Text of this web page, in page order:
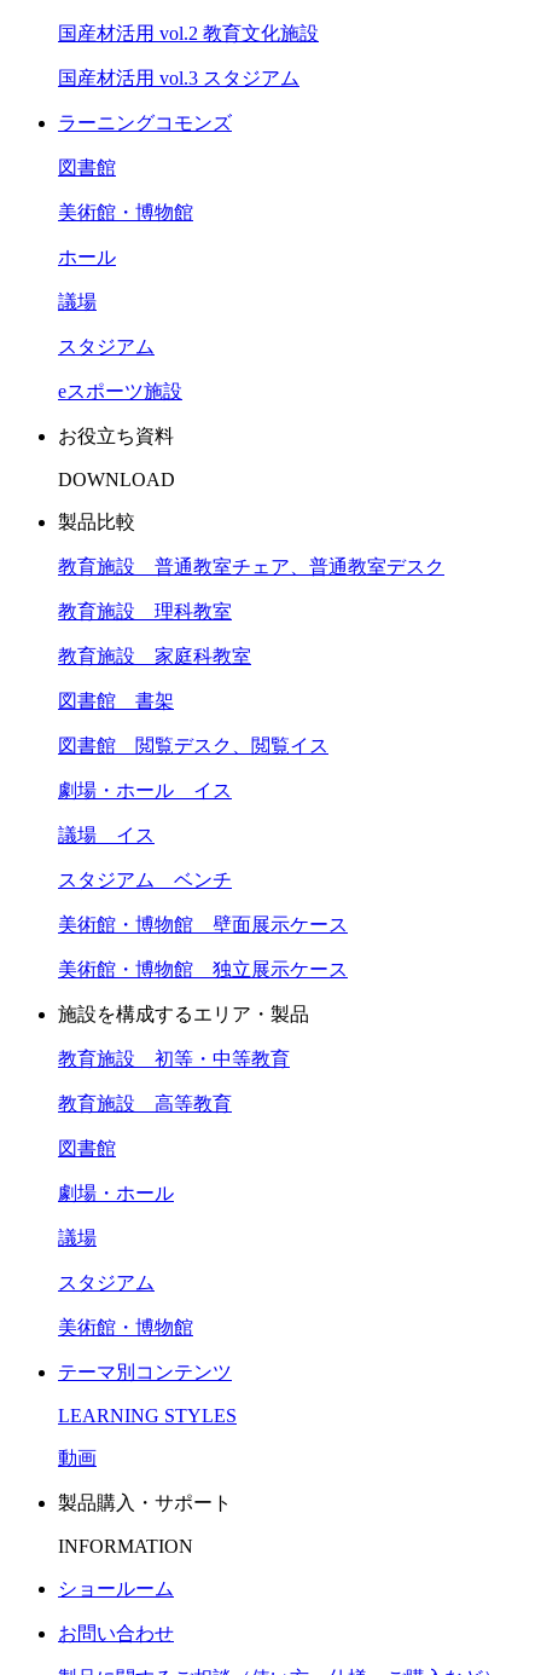
国産材活用 vol.2 教育文化施設
国産材活用 vol.3 スタジアム
ラーニングコモンズ
図書館
美術館・博物館
ホール
議場
スタジアム
eスポーツ施設
お役立ち資料
DOWNLOAD
製品比較
教育施設 普通教室チェア、普通教室デスク
教育施設 理科教室
教育施設 家庭科教室
図書館 書架
図書館 閲覧デスク、閲覧イス
劇場・ホール イス
議場 イス
スタジアム ベンチ
美術館・博物館 壁面展示ケース
美術館・博物館 独立展示ケース
施設を構成するエリア・製品
教育施設 初等・中等教育
教育施設 高等教育
図書館
劇場・ホール
議場
スタジアム
美術館・博物館
テーマ別コンテンツ
LEARNING STYLES
動画
製品購入・サポート
INFORMATION
ショールーム
お問い合わせ